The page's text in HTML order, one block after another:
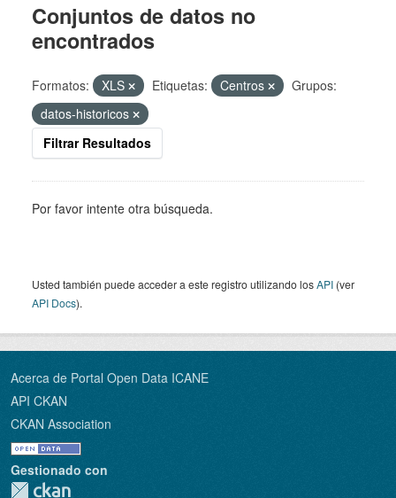
Conjuntos de datos no
encontrados
Formatos: XLS Etiquetas: Centros
Grupos:
datos-historicos
Filtrar Resultados
Por favor intente otra búsqueda.
Usted también puede acceder a este registro utilizando losAPI (ver
API Docs).
Acerca de Portal Open Data ICANE
API CKAN
CKAN Association
Gestionado con